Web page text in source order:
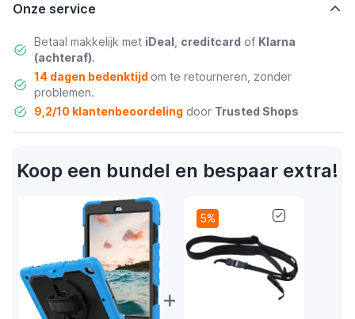
Onze service
Betaal makkelijk met iDeal creditcard of Klarna
(achteraf).
14 dagen bedenktijd om te retourneren, zonder
problemen.
9,2/10 klantenbeoordelingdoor Trusted Shops
Koop een bundel en bespaar extra!
+
5%